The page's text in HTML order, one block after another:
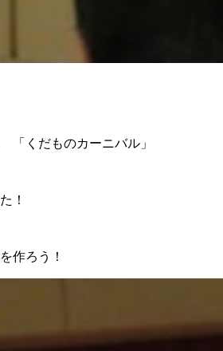
くだものカーニバル」
！
作ろう！